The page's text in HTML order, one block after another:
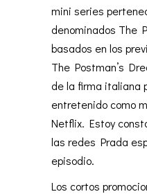
mini series
denominados The
basados en los
The Postman’s
de la firma italiana
entretenido como
Netflix. Estoy
las redes Prada
episodio.
Los cortos